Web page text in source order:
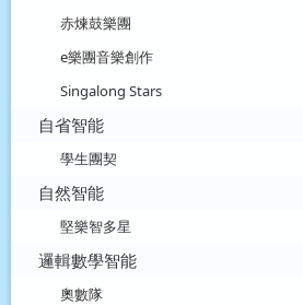
赤煉鼓樂團
e樂團音樂創作
Singalong Stars
自省智能
學生團契
自然智能
堅樂智多星
邏輯數學智能
奧數隊